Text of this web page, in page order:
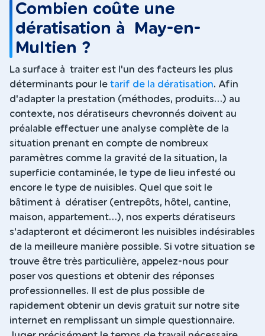
Combien coûte une
dératisation à May-en-
Multien ?
La surface à traiter est l'un des facteurs les plus
déterminants pour le tarif de la dératisation. Afin
d'adapter la prestation (méthodes, produits...) au
contexte, nos dératiseurs chevronnés doivent au
préalable effectuer une analyse complète de la
situation prenant en compte de nombreux
paramètres comme la gravité de la situation, la
superficie contaminée, le type de lieu infesté ou
encore le type de nuisibles. Quel que soit le
bâtiment à dératiser (entrepôts, hôtel, cantine,
maison, appartement...), nos experts dératiseurs
s'adapteront et décimeront les nuisibles indésirables
de la meilleure manière possible. Si votre situation se
trouve être très particulière, appelez-nous pour
poser vos questions et obtenir des réponses
professionnelles. Il est de plus possible de
rapidement obtenir un devis gratuit sur notre site
internet en remplissant un simple questionnaire.